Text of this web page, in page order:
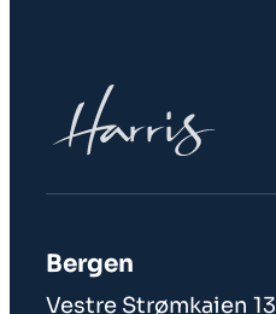
Bergen
Vestre Strømkaien 13